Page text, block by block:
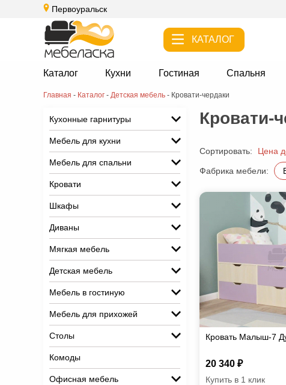
Первоуральск
КАТАЛОГ
Каталог Кухни Гостиная Спальня
Главная - Каталог - Детская мебель - Кровати-чердаки
Кухонные гарнитуры
Мебель для кухни
Мебель для спальни
Кровати
Шкафы
Диваны
Мягкая мебель
Детская мебель
Мебель в гостиную
Мебель для прихожей
Столы
Комоды
Офисная мебель
Кровати-
Сортировать: Цена
Фабрика мебели:
Кровать Малыш-7
20 340 ₽
Купить в 1 клик